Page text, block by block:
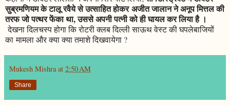
सुब्रमणियम के टालू रवैये से उत्साहित होकर अजीत जालान ने अनूप मित्तल की
तरफ जो पत्थर फेंका था, उससे अपनी पत्नी को ही घायल कर लिया है ।
देखना दिलचस्प होगा कि रोटरी क्लब दिल्ली साऊथ वेस्ट की घपलेबाजियों
का मामला और क्या क्या तमाशे दिखवायेगा ?
Mukesh Mishra at 2:50 AM
Share